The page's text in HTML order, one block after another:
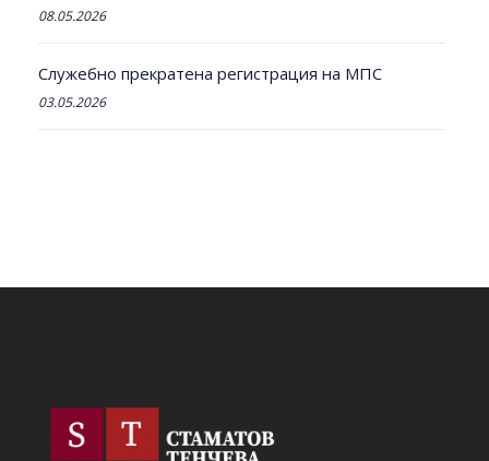
08.05.2026
Служебно прекратена регистрация на МПС
03.05.2026